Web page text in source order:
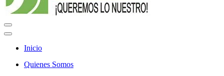
Menú
de
Menú
navegación
Inicio
Quienes Somos